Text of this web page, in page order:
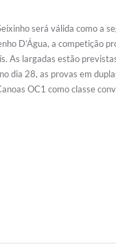
será válida como a
D’Água, a competição
As largadas estão
dia 28, as provas em
OC1 como classe